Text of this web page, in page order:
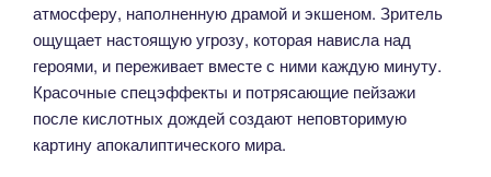
атмосферу, наполненную драмой и экшеном. Зритель
ощущает настоящую угрозу, которая нависла над
героями, и переживает вместе с ними каждую минуту.
Красочные спецэффекты и потрясающие пейзажи
после кислотных дождей создают неповторимую
картину апокалиптического мира.